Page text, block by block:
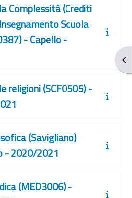
Complessità (Crediti
Scuola
- Capello -
religioni (SCF0505) -
(Savigliano)
- 2020/2021
(MED3006) -